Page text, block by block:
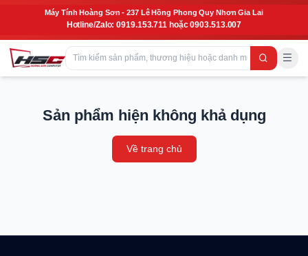
Máy Tính Hoàng Sơn - 237 Lê Hồng Phong Quy Nhơn Gia Lai
Hotline/Zalo: 0919.153.711 hoặc 0903.513.007
Sản phẩm hiện không khả dụng
Về trang chủ